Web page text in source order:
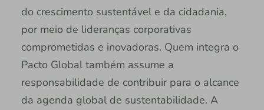
do crescimento sustentável e da cidadania,
por meio de lideranças corporativas
comprometidas e inovadoras. Quem integra o
Pacto Global também assume a
responsabilidade de contribuir para o alcance
da agenda global de sustentabilidade. A